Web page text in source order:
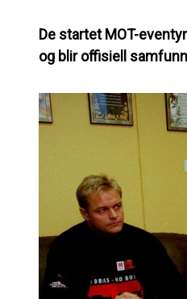
De startet MOT-
og blir offisiell